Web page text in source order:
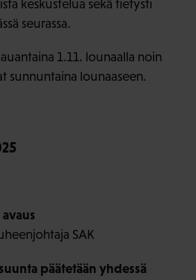
keskustelua sekä tietysti
seurassa.
1.11. lounaalla noin
sunnuntaina lounaaseen.
SAK
päätetään yhdessä